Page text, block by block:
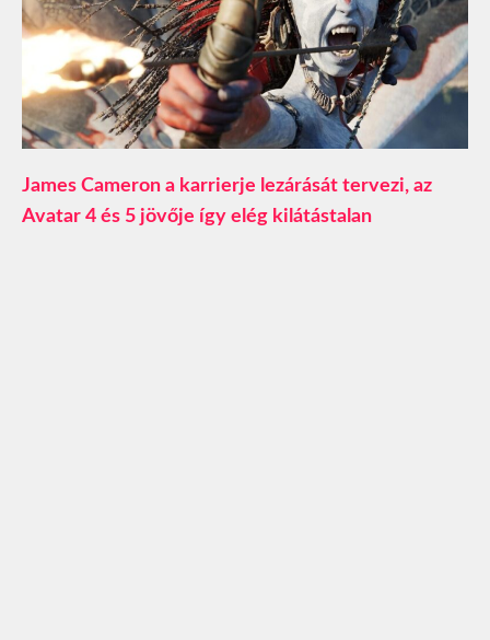
James Cameron a karrierje lezárását tervezi, az
Avatar 4 és 5 jövője így elég kilátástalan